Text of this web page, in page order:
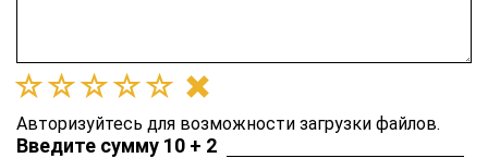
Авторизуйтесь для возможности загрузки файлов.
Введите сумму 10 + 2